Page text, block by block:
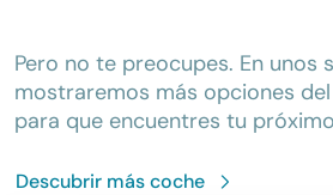
Pero no te preocupes. En unos
mostraremos más opciones
para que encuentres tu
Descubrir máscoche